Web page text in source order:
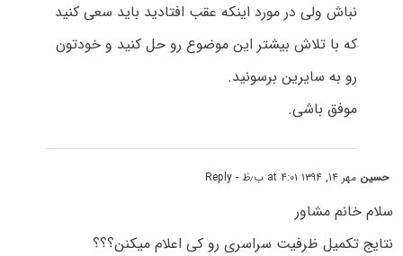
نباش ولی در مورد اینکه عقب افتادید باید سعی کنید
که با تلاش بیشتر این موضوع رو حل کنید و خودتون
رو به سایرین برسونید.
موفق باشی.
حسین مهر ۱۴, ۱۳۹۴ at ۴:۰۱ ب٫ظ - Reply
سلام خانم مشاور
نتایج تکمیل ظرفیت سراسری رو کی اعلام میکنن؟؟؟